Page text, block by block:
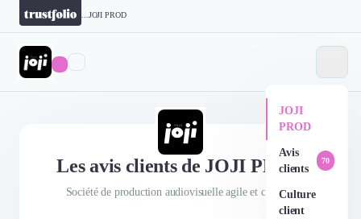
JOJI PROD
JOJI
PROD
Avis
clients
70
Culture
client
Les avis clients de JOJI PROD
Société de production audiovisuelle agile et créative